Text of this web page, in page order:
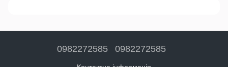
0982272585 0982272585